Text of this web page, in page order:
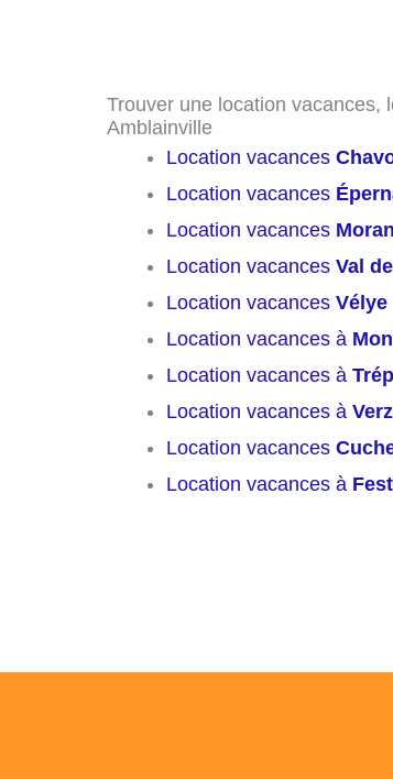
Trouver une location vacances,
Amblainville
Location vacances
Location vacances
Location vacances
Location vacances Val
Location vacances Vélye
Location vacances à
Location vacances à
Location vacances à
Location vacances
Location vacances à